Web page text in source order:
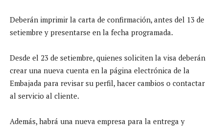
Deberán imprimir la carta de confirmación, antes del 13 de
setiembre y presentarse en la fecha programada.
Desde el 23 de setiembre, quienes soliciten la visa deberán
crear una nueva cuenta en la página electrónica de la
Embajada para revisar su perfil, hacer cambios o contactar
al servicio al cliente.
Además, habrá una nueva empresa para la entrega y